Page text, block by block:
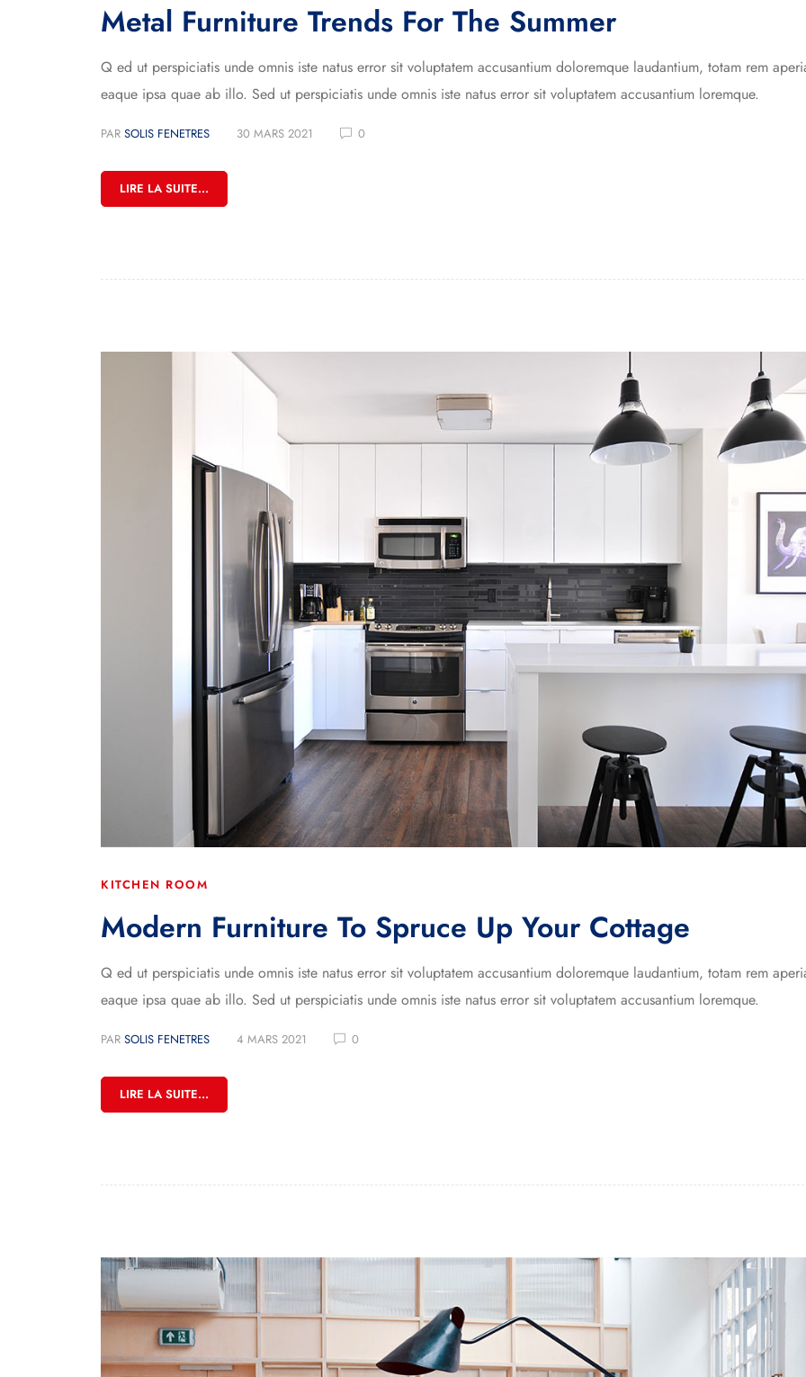
Metal Furniture Trends For The Summer
Q ed ut perspiciatis unde omnis iste natus error sit voluptatem accusantium doloremque laudantium, totam rem
eaque ipsa quae ab illo. Sed ut perspiciatis unde omnis iste natus error sit voluptatem accusantium loremque.
PAR SOLIS FENETRES 30 MARS 2021 0
LIRE LA SUITE...
KITCHEN ROOM
Modern Furniture To Spruce Up Your Cottage
Q ed ut perspiciatis unde omnis iste natus error sit voluptatem accusantium doloremque laudantium, totam rem
eaque ipsa quae ab illo. Sed ut perspiciatis unde omnis iste natus error sit voluptatem accusantium loremque.
PAR SOLIS FENETRES 4 MARS 2021 0
LIRE LA SUITE...